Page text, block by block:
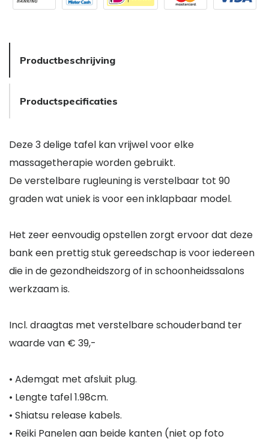
Productbeschrijving
Productspecificaties
Deze 3 delige tafel kan vrijwel voor elke
massagetherapie worden gebruikt.
De verstelbare rugleuning is verstelbaar tot 90
graden wat uniek is voor een inklapbaar model.
Het zeer eenvoudig opstellen zorgt ervoor dat deze
bank een prettig stuk gereedschap is voor iedereen
die in de gezondheidszorg of in schoonheidssalons
werkzaam is.
Incl. draagtas met verstelbare schouderband ter
waarde van € 39,-
• Ademgat met afsluit plug.
• Lengte tafel 1.98cm.
• Shiatsu release kabels.
• Reiki Panelen aan beide kanten (niet op foto